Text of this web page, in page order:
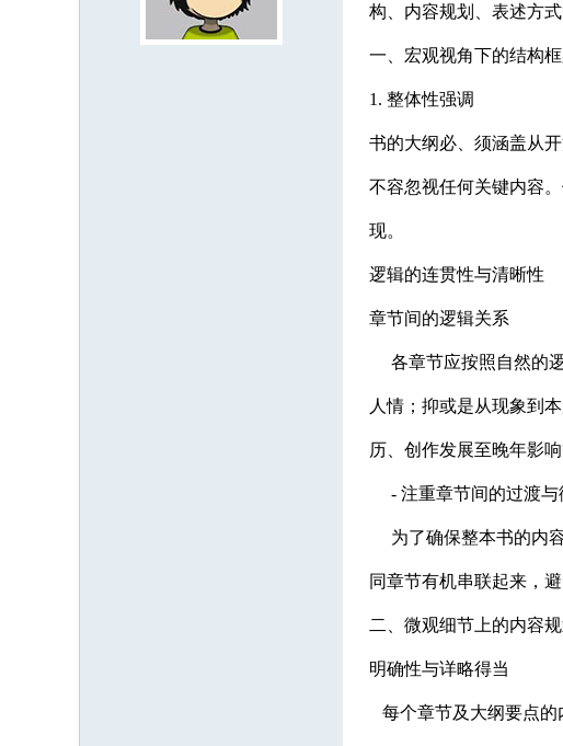
构、内容规划、表述方
一、宏观视角下的结构
1. 整体性强调
书的大纲必、须涵盖从
不容忽视任何关键内容
现。
逻辑的连贯性与清晰性
章节间的逻辑关系
各章节应按照自然的逻
人情；抑或是从现象到
历、创作发展至晚年影
- 注重章节间的过渡与
为了确保整本书的内容
同章节有机串联起来，
二、微观细节上的内容规
明确性与详略得当
每个章节及大纲要点的